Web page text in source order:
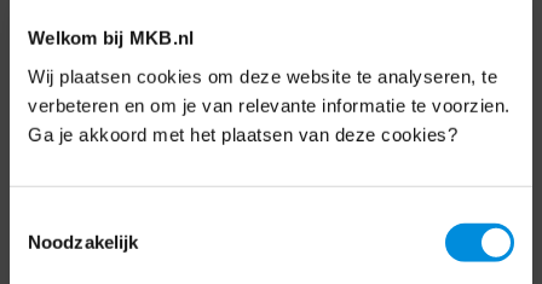
Welkom bij MKB.nl
Wij plaatsen cookies om deze website te analyseren, te
verbeteren en om je van relevante informatie te voorzien.
Ga je akkoord met het plaatsen van deze cookies?
Noodzakelijk
Direct naar
Over ons
Bezuidenhoutseweg 12